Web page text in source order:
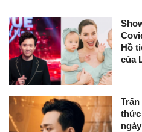
Hồ
của
thức